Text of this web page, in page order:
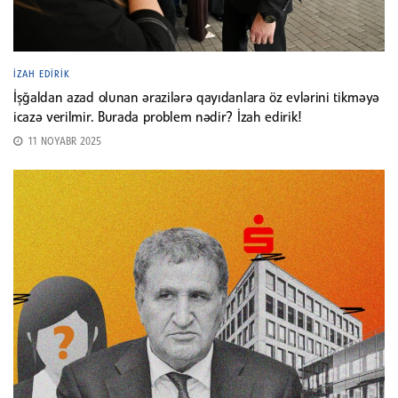
İZAH EDIRIK
İşğaldan azad olunan ərazilərə qayıdanlara öz evlərini tikməyə
icazə verilmir. Burada problem nədir? İzah edirik!
11 NOYABR 2025